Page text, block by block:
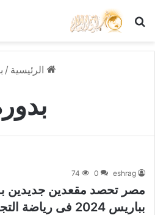
بحث عن
الرئيسية /
eshrag
0
74
مصر تحصد مقعدين جديدين
بباريس 2024 فى رياضة التجديف